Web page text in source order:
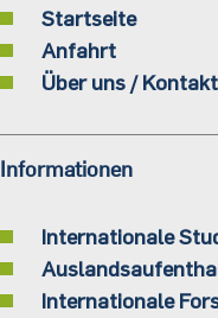
Startseite
Anfahrt
Über uns / Kontakt
Informationen
Internationale
Internationale